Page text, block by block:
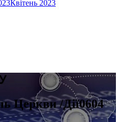
Квітень 2023
Церкви /Дії0604